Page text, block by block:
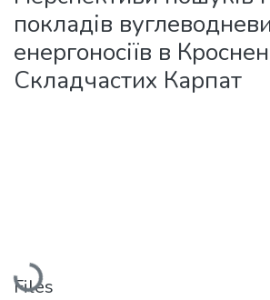
покладів
енергоносіїв в
Складчастих Карпат
Loading...
Files